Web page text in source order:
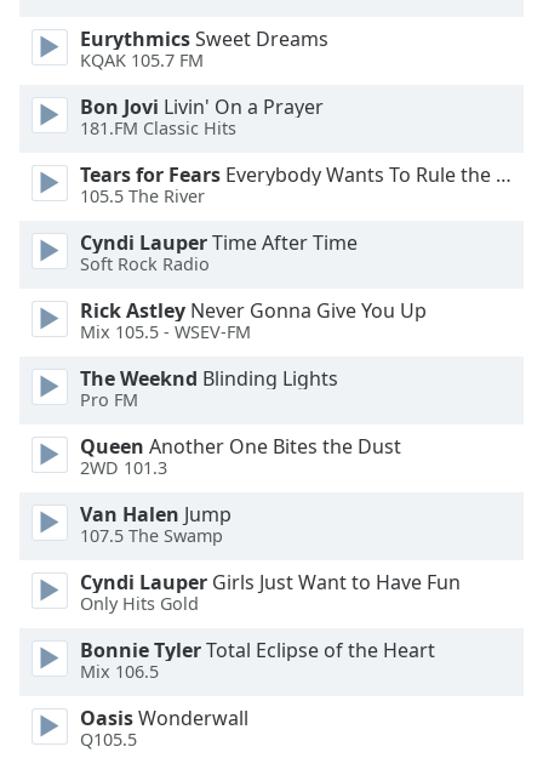
Size
Text
Edge
Family
Reset
Close
Modal
Dialog
End
window.
EurythmicsSweet Dreams
KQAK 105.7 FM
Bon Jovi Livin' On a Prayer
181.FM Classic Hits
Tears for Fears Everybody Wants To Rule the World
105.5 The River
Cyndi LauperTime After Time
Soft Rock Radio
Rick Astley Never Gonna Give You Up
Mix 105.5 - WSEV-FM
The Weeknd Blinding Lights
Pro FM
Queen Another One Bites the Dust
2WD 101.3
Van Halen Jump
107.5 The Swamp
Cyndi Lauper Girls Just Want to Have Fun
Only Hits Gold
Bonnie TylerTotal Eclipse of the Heart
Mix 106.5
OasisWonderwall
Q105.5